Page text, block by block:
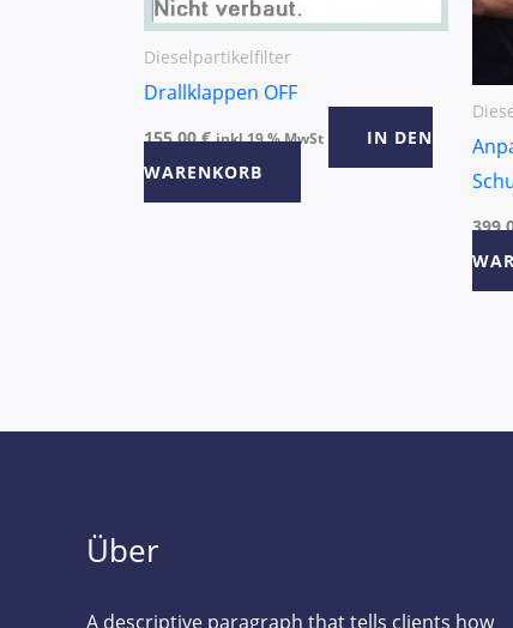
Dieselpartikelfilter
Drallklappen OFF
155,00€ inkl 19 % MwSt
IN DEN
WARENKORB
Über
A descriptive paragraph that tells clients how